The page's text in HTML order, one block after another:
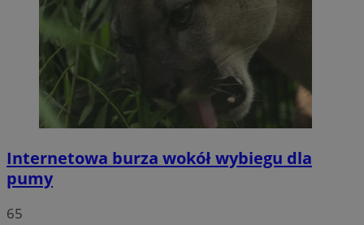
Internetowa burza wokół wybiegu dla
pumy
65